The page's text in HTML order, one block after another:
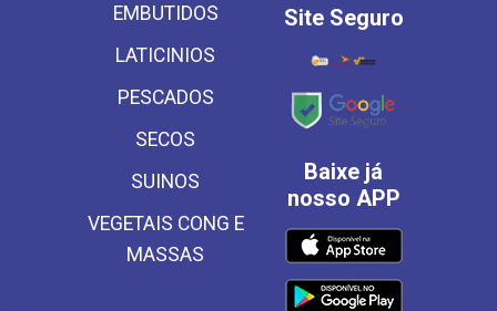
EMBUTIDOS
LATICINIOS
PESCADOS
SECOS
SUINOS
VEGETAIS CONG E
MASSAS
Site Seguro
Baixe já
nosso APP